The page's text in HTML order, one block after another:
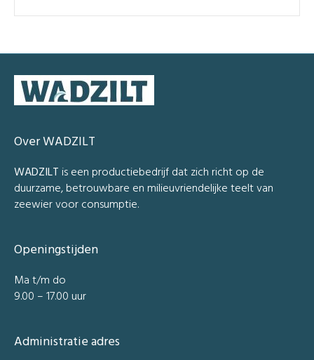
Over WADZILT
WADZILTis een productiebedrijf dat zich richt op de
duurzame, betrouwbare en milieuvriendelijke teelt van
zeewier voor consumptie.
Openingstijden
Ma t/m do
9.00 – 17.00 uur
Administratie adres